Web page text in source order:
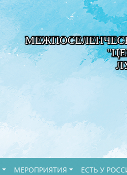
МЕРОПРИЯТИЯ ЕСТЬ У